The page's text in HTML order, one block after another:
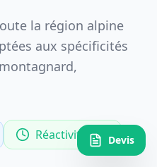
la région alpine
aux spécificités
Réactivité 24hDevis